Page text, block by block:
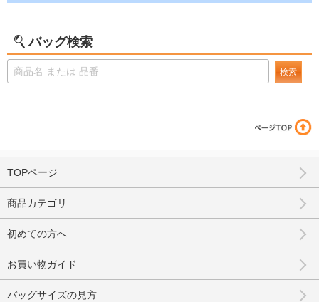
バッグ検索
検索
TOPページ
商品カテゴリ
初めての方へ
お買い物ガイド
バッグサイズの見方